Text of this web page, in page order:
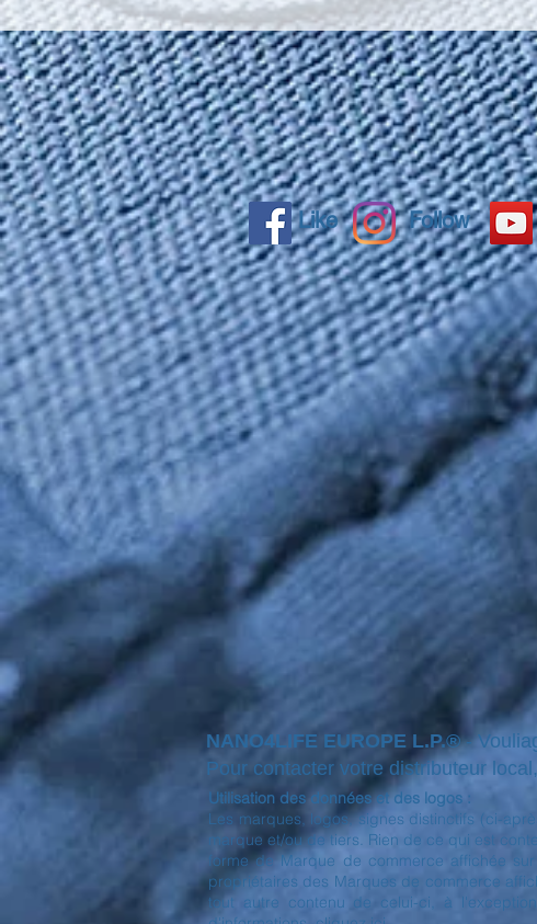
Like Follow
NANO4LIFE EUROPE L.P.®-
Pour contacter votre distributeur
Utilisation des données et des logos :
Les marques, logos, signes distinctifs (ci-
marque et/ou de tiers. Rien de ce qui est
forme de Marque de commerce affichée
propriétaires des Marques de commerce
tout autre contenu de celui-ci, à